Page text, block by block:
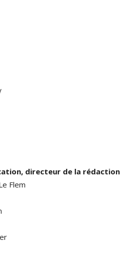
directeur de la rédaction
Flem